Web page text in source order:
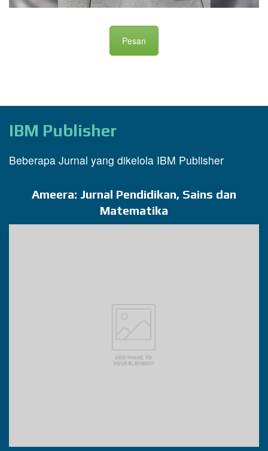
Pesan
IBM Publisher
Beberapa Jurnal yang dikelola IBM Publisher
Ameera: Jurnal Pendidikan, Sains dan
Matematika